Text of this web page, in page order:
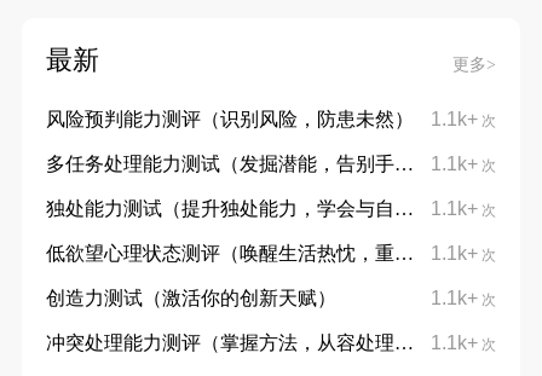
最新 更多>
1.1k+ 次
风险预判能力测评（识别风险，防患未然）
1.1k+ 次
多任务处理能力测试（发掘潜能，告别手忙脚乱）
1.1k+ 次
独处能力测试（提升独处能力，学会与自己对话）
1.1k+ 次
低欲望心理状态测评（唤醒生活热忱，重拾向上力量）
1.1k+ 次
创造力测试（激活你的创新天赋）
1.1k+ 次
冲突处理能力测评（掌握方法，从容处理分歧）